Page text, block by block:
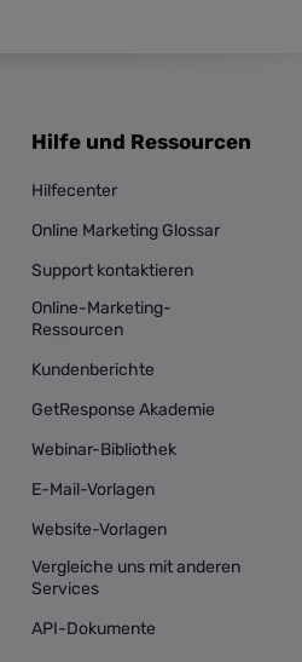
Hilfe und Ressourcen
Hilfecenter
Online Marketing Glossar
Support kontaktieren
Online-Marketing-
Ressourcen
Kundenberichte
GetResponse Akademie
Webinar-Bibliothek
E-Mail-Vorlagen
Website-Vorlagen
Vergleiche uns mit anderen
Services
API-Dokumente